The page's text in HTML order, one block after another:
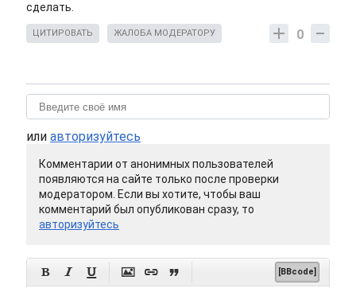
сделать.
0
ЦИТИРОВАТЬ ЖАЛОБА МОДЕРАТОРУ
или авторизуйтесь
Комментарии от анонимных пользователей
появляются на сайте только после проверки
модератором. Если вы хотите, чтобы ваш
комментарий был опубликован сразу, то
авторизуйтесь
      [BBcode]